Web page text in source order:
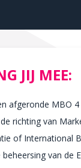
JIJ MEE:
afgeronde MBO
richting van
of International
van de